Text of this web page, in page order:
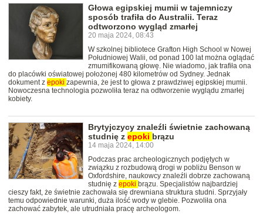
Głowa egipskiej mumii w tajemniczy
sposób trafiła do Australii. Teraz
odtworzono wygląd zmarłej
20 maja 2024, 08:43
W szkolnej bibliotece Grafton High School w Nowej
Południowej Walii, od ponad 100 lat można oglądać
zmumifikowaną głowę. Nie wiadomo, jak trafiła ona
do placówki oświatowej położonej 480 kilometrów od Sydney. Jednak
dokument z epoki zapewnia, że jest to głowa z prawdziwej egipskiej mumii.
Nowoczesna technologia pozwoliła teraz na odtworzenie wyglądu zmarłej
kobiety.
Brytyjczycy znaleźli świetnie zachowaną
studnię z epoki brązu
14 maja 2024, 14:00
Podczas prac archeologicznych podjętych w
związku z rozbudową drogi w pobliżu Benson w
Oxfordshire, naukowcy znaleźli dobrze zachowaną
studnię z epoki brązu. Specjalistów najbardziej
cieszy fakt, że świetnie zachowała się drewniana struktura studni. Sprzyjały
temu odpowiednie warunki, duża ilość wody w glebie. Pozwoliła ona
zachować zabytek, ale utrudniała pracę archeologom.